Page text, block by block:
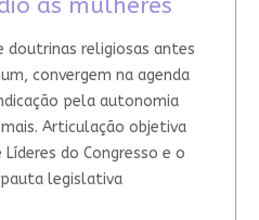
às mulheres
doutrinas religiosas antes
convergem na agenda
pela autonomia
Articulação objetiva
do Congresso e o
legislativa